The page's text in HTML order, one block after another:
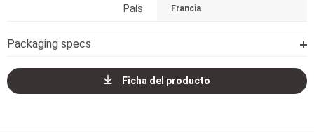
País Francia
Packaging specs
Ficha del producto